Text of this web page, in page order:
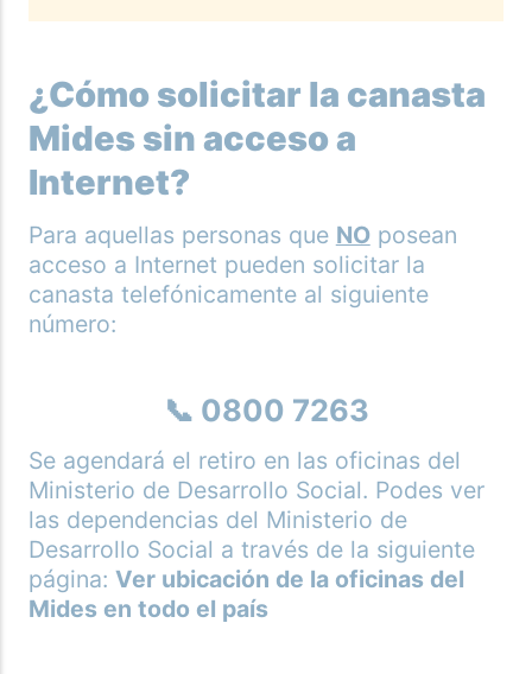
¿Cómo solicitar la canasta
Mides sin acceso a
Internet?
Para aquellas personas que NOposean
acceso a Internet pueden solicitar la
canasta telefónicamente al siguiente
número:
📞 0800 7263
Se agendará el retiro en las oficinas del
Ministerio de Desarrollo Social. Podes ver
las dependencias del Ministerio de
Desarrollo Social a través de la siguiente
página: Ver ubicación de la oficinas del
Mides en todo el país